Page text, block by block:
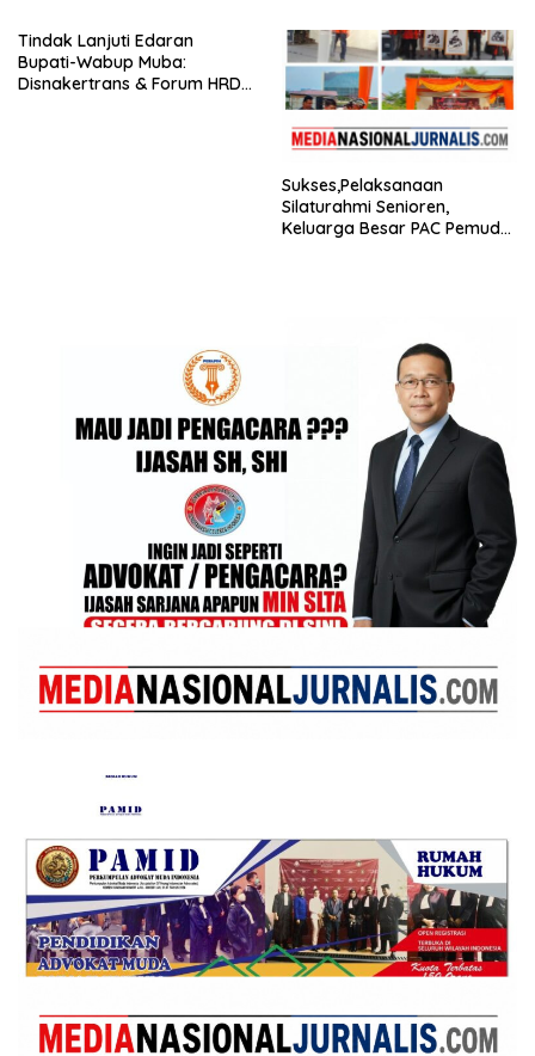
Tindak Lanjuti Edaran
Bupati-Wabup Muba:
Disnakertrans & Forum HRD
Sukses,Pelaksanaan
Silaturahmi Senioren,
Keluarga Besar PAC Pemuda